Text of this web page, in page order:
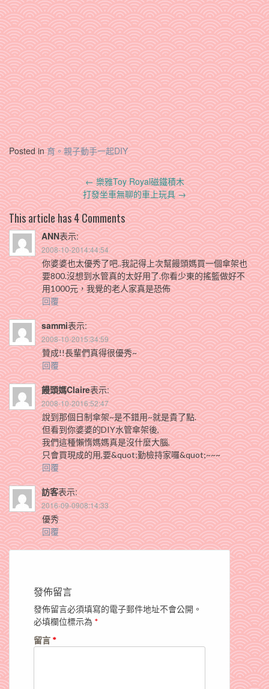
Posted in育。親子動手一起DIY
Post
navigation
←樂雅Toy Royal磁鐵積木
打發坐車無聊的車上玩具→
This article has 4 Comments
ANN表示:
2008-10-2014:44:54
你婆婆也太優秀了吧..我記得上次幫饅頭媽買一個傘架也
要800.沒想到水管真的太好用了.你看少東的搖籃做好不
用1000元，我覺的老人家真是恐佈
回覆
sammi表示:
2008-10-2015:34:59
贊成!!長輩們真得很優秀~
回覆
饅頭媽Claire表示:
2008-10-2016:52:47
說到那個日制傘架~是不錯用~就是貴了點.
但看到你婆婆的DIY水管傘架後,
我們這種懶惰媽媽真是沒什麼大腦,
只會買現成的用,要&quot;勤檢持家囉&quot;~~~
回覆
訪客表示:
2016-09-0908:14:33
優秀
回覆
發佈留言
發佈留言必須填寫的電子郵件地址不會公開。
必填欄位標示為 *
留言 *